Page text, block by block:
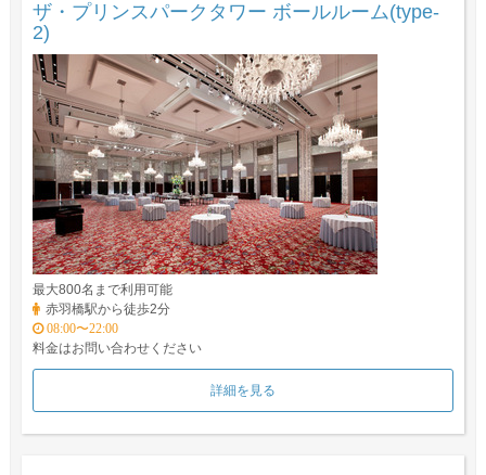
ザ・プリンスパークタワー ボールルーム(type-
2)
最大800名まで利用可能
赤羽橋駅から徒歩2分
08:00〜22:00
料金はお問い合わせください
詳細を見る